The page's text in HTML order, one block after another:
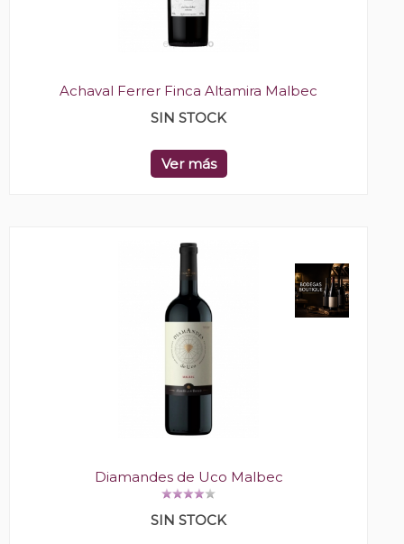
Achaval Ferrer Finca Altamira Malbec
SIN STOCK
Ver más
Diamandes de Uco Malbec
SIN STOCK